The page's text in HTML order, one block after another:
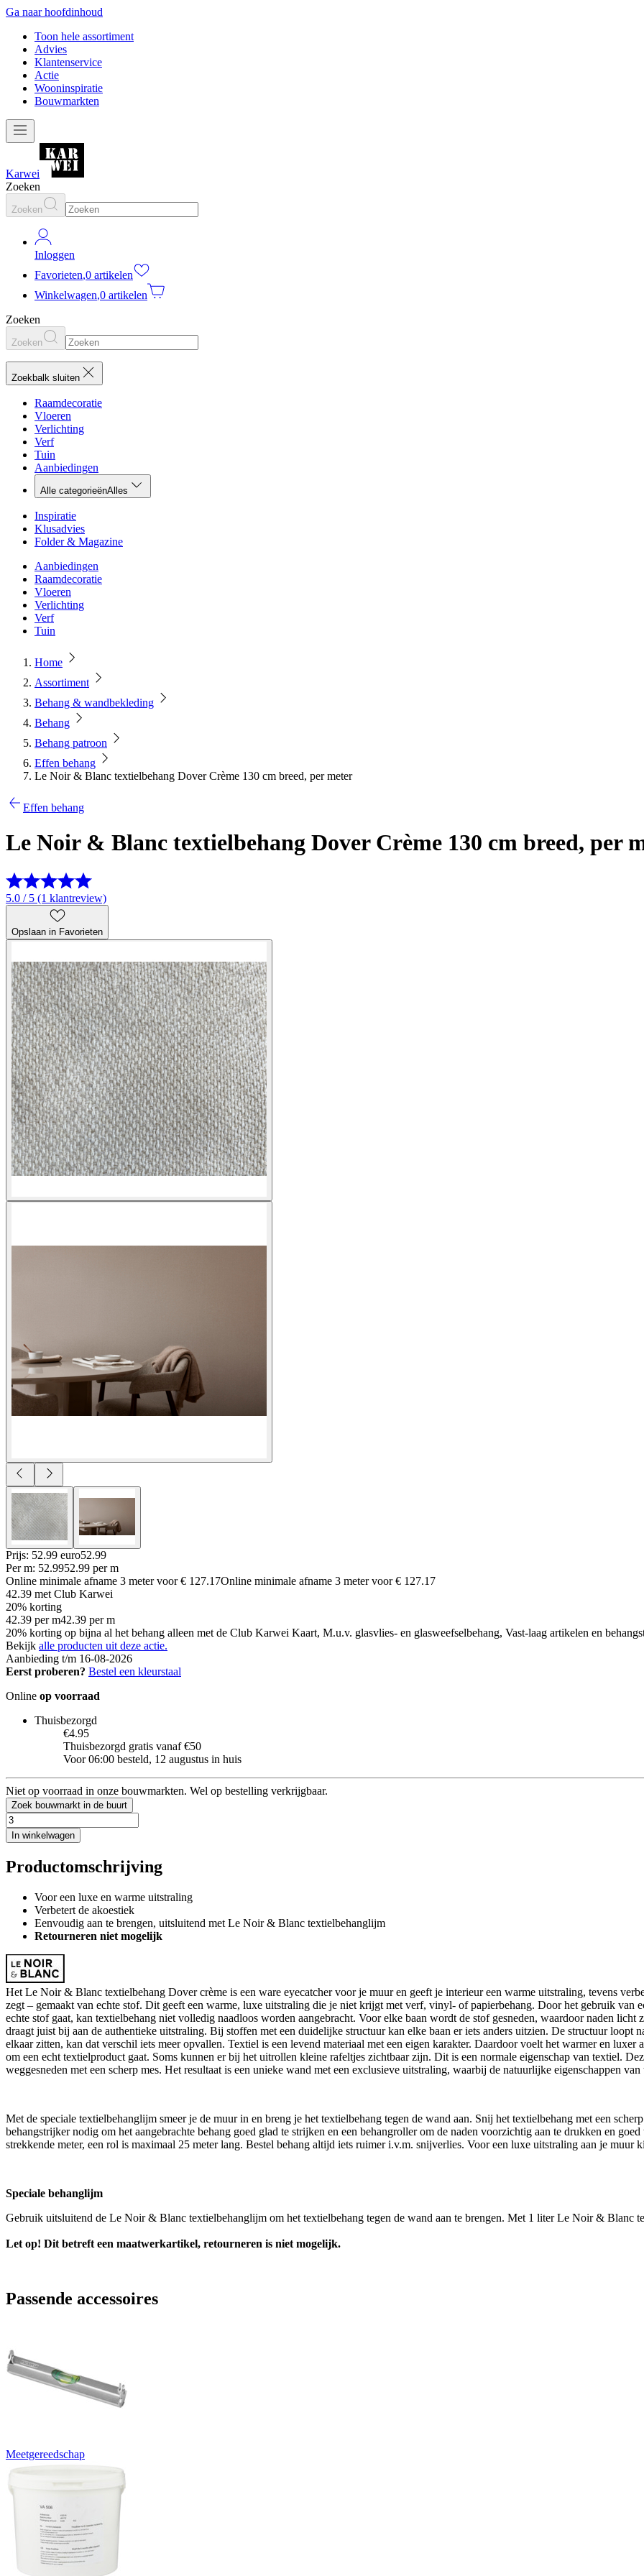
Ga naar hoofdinhoud
Toon hele assortiment
Advies
Klantenservice
Actie
Wooninspiratie
Bouwmarkten
Karwei
Zoeken
Zoeken
Inloggen
Favorieten,0 artikelen
Winkelwagen,0 artikelen
Zoeken
Zoeken
Zoekbalk sluiten
Raamdecoratie
Vloeren
Verlichting
Verf
Tuin
Aanbiedingen
Alle categorieënAlles
Inspiratie
Klusadvies
Folder & Magazine
Aanbiedingen
Raamdecoratie
Vloeren
Verlichting
Verf
Tuin
Home
Assortiment
Behang & wandbekleding
Behang
Behang patroon
Effen behang
Le Noir & Blanc textielbehang Dover Crème 130 cm breed, per meter
Effen behang
Le Noir & Blanc textielbehang Dover Crème 130 cm breed, per
5.0 / 5 (1 klantreview)
Opslaan in Favorieten
Prijs: 52.99 euro52.99
Per m: 52.9952.99 per m
Online minimale afname 3 meter voor€ 127.17Online minimale afname 3 meter voor€ 127.17
42.39 met Club Karwei
20% korting
42.39 per m42.39 per m
20% korting op bijna al het behang alleen met de Club Karwei Kaart, M.u.v. glasvlies- en glasweefselbehang, Vast-laag artikelen en
Bekijk alle producten uit deze actie.
Aanbieding t/m 16-08-2026
Eerst proberen? Bestel een kleurstaal
Online op voorraad
Thuisbezorgd
€4.95
Thuisbezorgd gratis vanaf €50
Voor 06:00 besteld, 12 augustus in huis
Niet op voorraad in onze bouwmarkten. Wel op bestelling verkrijgbaar.
Zoek bouwmarkt in de buurt
In winkelwagen
Productomschrijving
Voor een luxe en warme uitstraling
Verbetert de akoestiek
Eenvoudig aan te brengen, uitsluitend met Le Noir & Blanc textielbehanglijm
Retourneren niet mogelijk
Het Le Noir & Blanc textielbehang Dover crème is een ware eyecatcher voor je muur en geeft je interieur een warme uitstraling, tevens
zegt – gemaakt van echte stof. Dit geeft een warme, luxe uitstraling die je niet krijgt met verf, vinyl- of papierbehang. Door het gebruik
echte stof gaat, kan textielbehang niet volledig naadloos worden aangebracht. Voor elke baan wordt de stof gesneden, waardoor naden
draagt juist bij aan de authentieke uitstraling. Bij stoffen met een duidelijke structuur kan elke baan er iets anders uitzien. De structuur loopt
elkaar zitten, kan dat verschil iets meer opvallen. Textiel is een levend materiaal met een eigen karakter. Daardoor voelt het warmer en
om een echt textielproduct gaat. Soms kunnen er bij het uitrollen kleine rafeltjes zichtbaar zijn. Dit is een normale eigenschap van textiel.
weggesneden met een scherp mes. Het resultaat is een unieke wand met een exclusieve uitstraling, waarbij de natuurlijke eigenschappen
Met de speciale textielbehanglijm smeer je de muur in en breng je het textielbehang tegen de wand aan. Snij het textielbehang met een
behangstrijker nodig om het aangebrachte behang goed glad te strijken en een behangroller om de naden voorzichtig aan te drukken en
strekkende meter, een rol is maximaal 25 meter lang. Bestel behang altijd iets ruimer i.v.m. snijverlies. Voor een luxe uitstraling aan je
Speciale behanglijm
Gebruik uitsluitend de Le Noir & Blanc textielbehanglijm om het textielbehang tegen de wand aan te brengen. Met 1 liter Le Noir & Blanc
Let op! Dit betreft een maatwerkartikel, retourneren is niet mogelijk.
Passende accessoires
Meetgereedschap